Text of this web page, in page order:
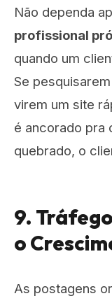
Não dependa
profissional
quando um
Se
virem um site
é ancorado pra
quebrado, o
9.
o
As postagens